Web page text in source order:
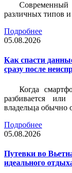
различных типов
Подробнее
05.08.2026
Как спасти
сразу после
Когда
разбивается
владельца обычно
Подробнее
05.08.2026
Путевки во
идеального